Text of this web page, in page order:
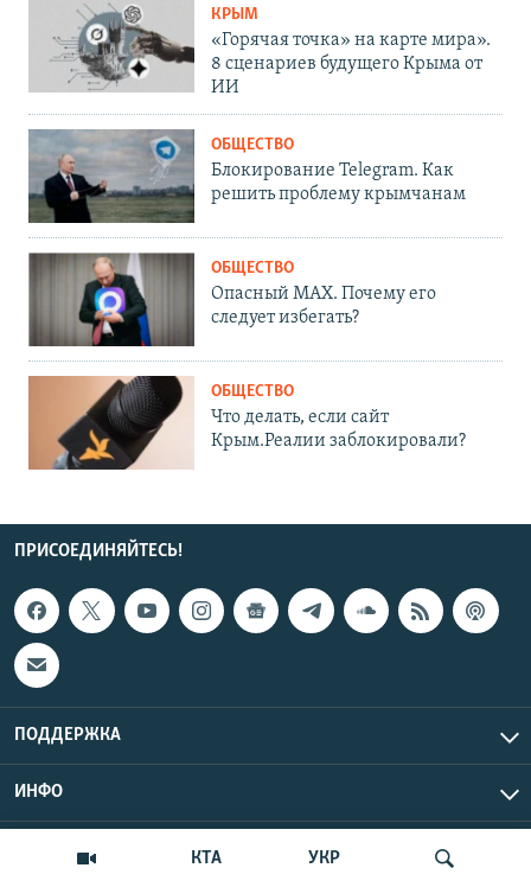
КТА УКР
КРЫМ
«Горячая точка» на карте мира».
8 сценариев будущего Крыма от
ИИ
ОБЩЕСТВО
Блокирование Telegram. Как
решить проблему крымчанам
ОБЩЕСТВО
Опасный MAX. Почему его
следует избегать?
ОБЩЕСТВО
Что делать, если сайт
Крым.Реалии заблокировали?
ПРИСОЕДИНЯЙТЕСЬ!
ПОДДЕРЖКА
ИНФО
Copyright Крым.Реалии, 2026 | Все права защищены.
UTC+3